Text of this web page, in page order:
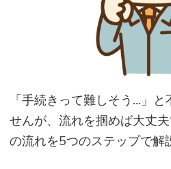
「手続きって難しそう…」
せんが、流れを掴めば大丈
の流れを5つのステップで解